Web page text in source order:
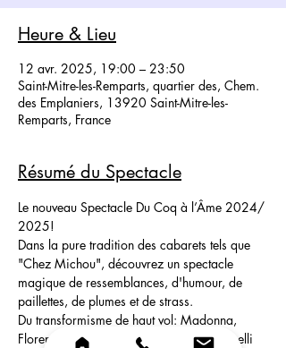
Heure & Lieu
12 avr. 2025, 19:00 – 23:50
Saint-Mitre-les-Remparts, quartier des, Chem.
des Emplaniers, 13920 Saint-Mitre-les-
Remparts, France
Résumé du Spectacle
Le nouveau Spectacle Du Coq à l’Âme 2024/
2025!
Dans la pure tradition des cabarets tels que
"Chez Michou", découvrez un spectacle
magique de ressemblances, d'humour, de
paillettes, de plumes et de strass.
Du transformisme de haut vol: Madonna,
Florent Pagny, Ariana Grande, liza Minnelli